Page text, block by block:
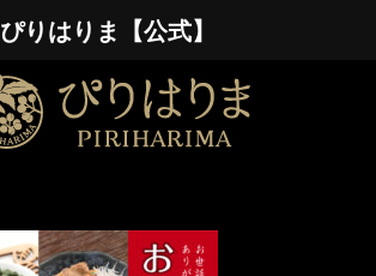
ぴりはりま【公式】